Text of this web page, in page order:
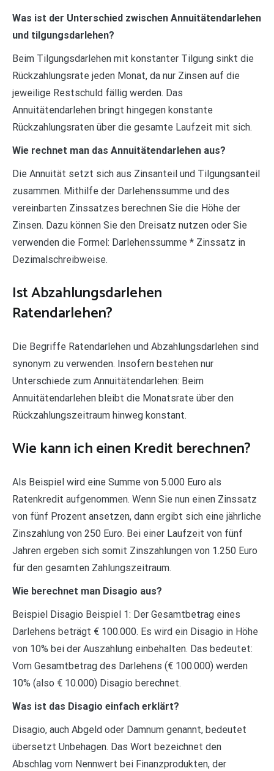
Was ist der Unterschied zwischen Annuitätendarlehen
und tilgungsdarlehen?
Beim Tilgungsdarlehen mit konstanter Tilgung sinkt die
Rückzahlungsrate jeden Monat, da nur Zinsen auf die
jeweilige Restschuld fällig werden. Das
Annuitätendarlehen bringt hingegen konstante
Rückzahlungsraten über die gesamte Laufzeit mit sich.
Wie rechnet man das Annuitätendarlehen aus?
Die Annuität setzt sich aus Zinsanteil und Tilgungsanteil
zusammen. Mithilfe der Darlehenssumme und des
vereinbarten Zinssatzes berechnen Sie die Höhe der
Zinsen. Dazu können Sie den Dreisatz nutzen oder Sie
verwenden die Formel: Darlehenssumme * Zinssatz in
Dezimalschreibweise.
Ist Abzahlungsdarlehen
Ratendarlehen?
Die Begriffe Ratendarlehen und Abzahlungsdarlehen sind
synonym zu verwenden. Insofern bestehen nur
Unterschiede zum Annuitätendarlehen: Beim
Annuitätendarlehen bleibt die Monatsrate über den
Rückzahlungszeitraum hinweg konstant.
Wie kann ich einen Kredit berechnen?
Als Beispiel wird eine Summe von 5.000 Euro als
Ratenkredit aufgenommen. Wenn Sie nun einen Zinssatz
von fünf Prozent ansetzen, dann ergibt sich eine jährliche
Zinszahlung von 250 Euro. Bei einer Laufzeit von fünf
Jahren ergeben sich somit Zinszahlungen von 1.250 Euro
für den gesamten Zahlungszeitraum.
Wie berechnet man Disagio aus?
Beispiel Disagio Beispiel 1: Der Gesamtbetrag eines
Darlehens beträgt € 100.000. Es wird ein Disagio in Höhe
von 10% bei der Auszahlung einbehalten. Das bedeutet:
Vom Gesamtbetrag des Darlehens (€ 100.000) werden
10% (also € 10.000) Disagio berechnet.
Was ist das Disagio einfach erklärt?
Disagio, auch Abgeld oder Damnum genannt, bedeutet
übersetzt Unbehagen. Das Wort bezeichnet den
Abschlag vom Nennwert bei Finanzprodukten, der